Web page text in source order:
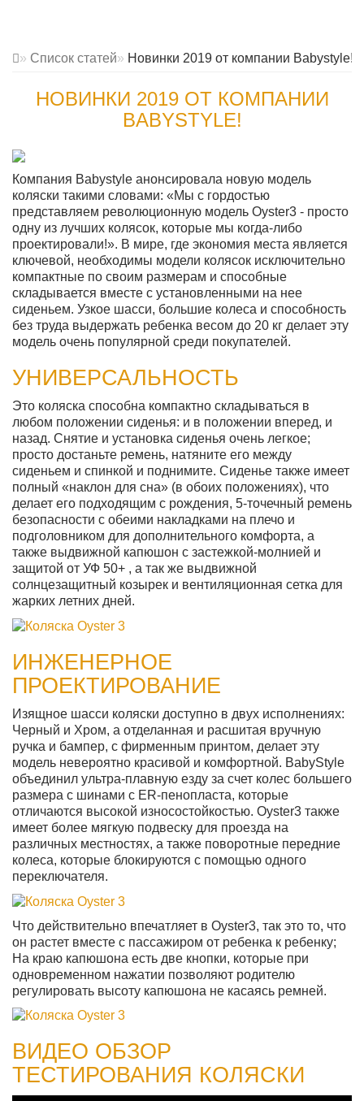
Список статей Новинки 2019 от компании Babystyle!
НОВИНКИ 2019 ОТ КОМПАНИИ
BABYSTYLE!
Компания Babystyle анонсировала новую модель
коляски такими словами: «Мы с гордостью
представляем революционную модель Oyster3 - просто
одну из лучших колясок, которые мы когда-либо
проектировали!». В мире, где экономия места является
ключевой, необходимы модели колясок исключительно
компактные по своим размерам и способные
складывается вместе с установленными на нее
сиденьем. Узкое шасси, большие колеса и способность
без труда выдержать ребенка весом до 20 кг делает эту
модель очень популярной среди покупателей.
УНИВЕРСАЛЬНОСТЬ
Это коляска способна компактно складываться в
любом положении сиденья: и в положении вперед, и
назад. Снятие и установка сиденья очень легкое;
просто достаньте ремень, натяните его между
сиденьем и спинкой и поднимите. Сиденье также имеет
полный «наклон для сна» (в обоих положениях), что
делает его подходящим с рождения, 5-точечный ремень
безопасности с обеими накладками на плечо и
подголовником для дополнительного комфорта, а
также выдвижной капюшон с застежкой-молнией и
защитой от УФ 50+ , а так же выдвижной
солнцезащитный козырек и вентиляционная сетка для
жарких летних дней.
ИНЖЕНЕРНОЕ
ПРОЕКТИРОВАНИЕ
Изящное шасси коляски доступно в двух исполнениях:
Черный и Хром, а отделанная и расшитая вручную
ручка и бампер, с фирменным принтом, делает эту
модель невероятно красивой и комфортной. BabyStyle
объединил ультра-плавную езду за счет колес большего
размера с шинами с ER-пенопласта, которые
отличаются высокой износостойкостью. Oyster3 также
имеет более мягкую подвеску для проезда на
различных местностях, а также поворотные передние
колеса, которые блокируются с помощью одного
переключателя.
Что действительно впечатляет в Oyster3, так это то, что
он растет вместе с пассажиром от ребенка к ребенку;
На краю капюшона есть две кнопки, которые при
одновременном нажатии позволяют родителю
регулировать высоту капюшона не касаясь ремней.
ВИДЕО ОБЗОР
ТЕСТИРОВАНИЯ КОЛЯСКИ